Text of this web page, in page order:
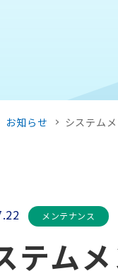
お知らせ システム
メンテナンス
テム